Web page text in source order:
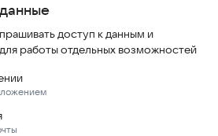
доступ к данным и
работы отдельных возможностей